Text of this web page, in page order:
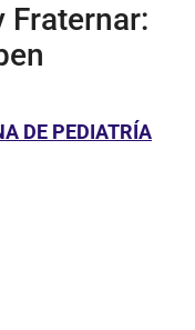
Fraternar:
DE PEDIATRÍA